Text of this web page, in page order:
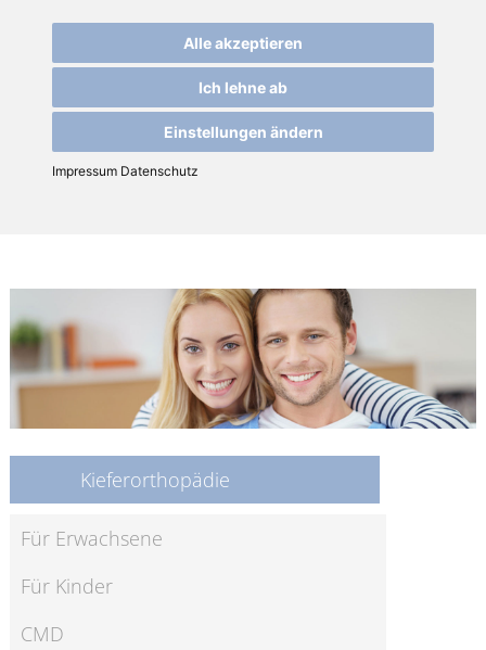
Alle akzeptieren
Ich lehne ab
Einstellungen ändern
Impressum Datenschutz
Kieferorthopädie
Für Erwachsene
Für Kinder
CMD